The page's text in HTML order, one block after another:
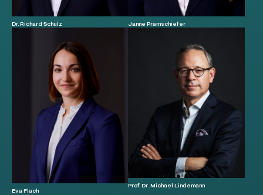
Dr. Richard Schulz Janne Pramschiefer
Eva Flach
Prof. Dr. Michael Lindemann